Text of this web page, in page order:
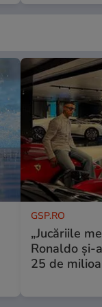
GSP.RO
„Jucăriile
Ronaldo și-
25 de